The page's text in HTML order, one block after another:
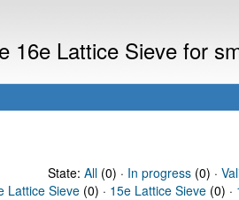
16e Lattice Sieve for
State: All(0) · In progress(0) ·
Lattice Sieve (0) · 15e Lattice Sieve (0) ·